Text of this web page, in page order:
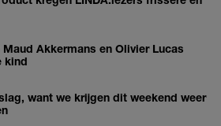
Akkermans en Olivier Lucas
kind
want we krijgen dit weekend weer